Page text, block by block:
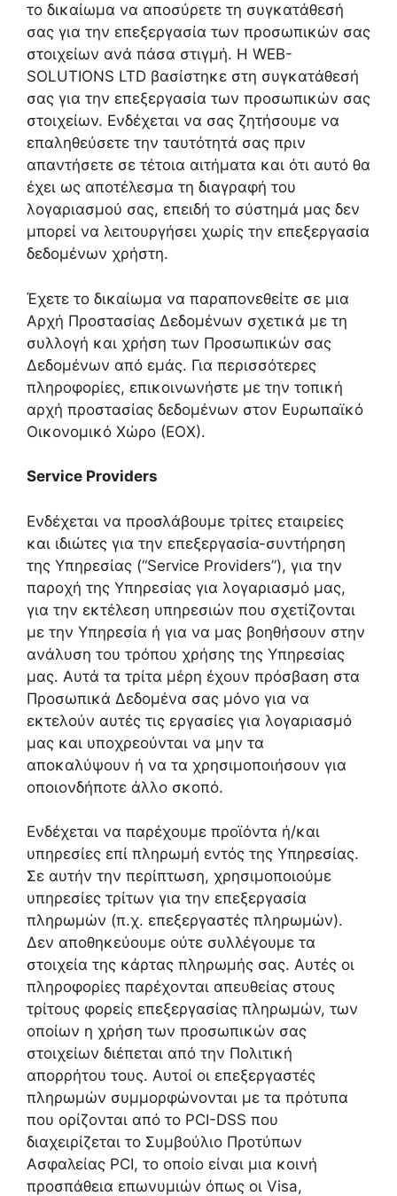
το δικαίωμα να αποσύρετε τη συγκατάθεσή
σας για την επεξεργασία των προσωπικών σας
στοιχείων ανά πάσα στιγμή. Η WEB-
SOLUTIONS LTD βασίστηκε στη συγκατάθεσή
σας για την επεξεργασία των προσωπικών σας
στοιχείων. Ενδέχεται να σας ζητήσουμε να
επαληθεύσετε την ταυτότητά σας πριν
απαντήσετε σε τέτοια αιτήματα και ότι αυτό θα
έχει ως αποτέλεσμα τη διαγραφή του
λογαριασμού σας, επειδή το σύστημά μας δεν
μπορεί να λειτουργήσει χωρίς την επεξεργασία
δεδομένων χρήστη.
Έχετε το δικαίωμα να παραπονεθείτε σε μια
Αρχή Προστασίας Δεδομένων σχετικά με τη
συλλογή και χρήση των Προσωπικών σας
Δεδομένων από εμάς. Για περισσότερες
πληροφορίες, επικοινωνήστε με την τοπική
αρχή προστασίας δεδομένων στον Ευρωπαϊκό
Οικονομικό Χώρο (ΕΟΧ).
Service Providers
Ενδέχεται να προσλάβουμε τρίτες εταιρείες
και ιδιώτες για την επεξεργασία-συντήρηση
της Υπηρεσίας (“Service Providers”), για την
παροχή της Υπηρεσίας για λογαριασμό μας,
για την εκτέλεση υπηρεσιών που σχετίζονται
με την Υπηρεσία ή για να μας βοηθήσουν στην
ανάλυση του τρόπου χρήσης της Υπηρεσίας
μας. Αυτά τα τρίτα μέρη έχουν πρόσβαση στα
Προσωπικά Δεδομένα σας μόνο για να
εκτελούν αυτές τις εργασίες για λογαριασμό
μας και υποχρεούνται να μην τα
αποκαλύψουν ή να τα χρησιμοποιήσουν για
οποιονδήποτε άλλο σκοπό.
Ενδέχεται να παρέχουμε προϊόντα ή/και
υπηρεσίες επί πληρωμή εντός της Υπηρεσίας.
Σε αυτήν την περίπτωση, χρησιμοποιούμε
υπηρεσίες τρίτων για την επεξεργασία
πληρωμών (π.χ. επεξεργαστές πληρωμών).
Δεν αποθηκεύουμε ούτε συλλέγουμε τα
στοιχεία της κάρτας πληρωμής σας. Αυτές οι
πληροφορίες παρέχονται απευθείας στους
τρίτους φορείς επεξεργασίας πληρωμών, των
οποίων η χρήση των προσωπικών σας
στοιχείων διέπεται από την Πολιτική
απορρήτου τους. Αυτοί οι επεξεργαστές
πληρωμών συμμορφώνονται με τα πρότυπα
που ορίζονται από το PCI-DSS που
διαχειρίζεται το Συμβούλιο Προτύπων
Ασφαλείας PCI, το οποίο είναι μια κοινή
προσπάθεια επωνυμιών όπως οι Visa,